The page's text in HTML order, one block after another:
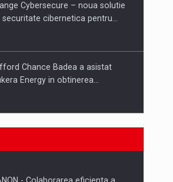
de peste 25…
Cybersecure – noua solutie
securitate cibernetica pentru…
Chance Badea a asistat
Energy in obtinerea…
PERSONALITATI DIN MEDIUL
- Colaborarea eficienta a